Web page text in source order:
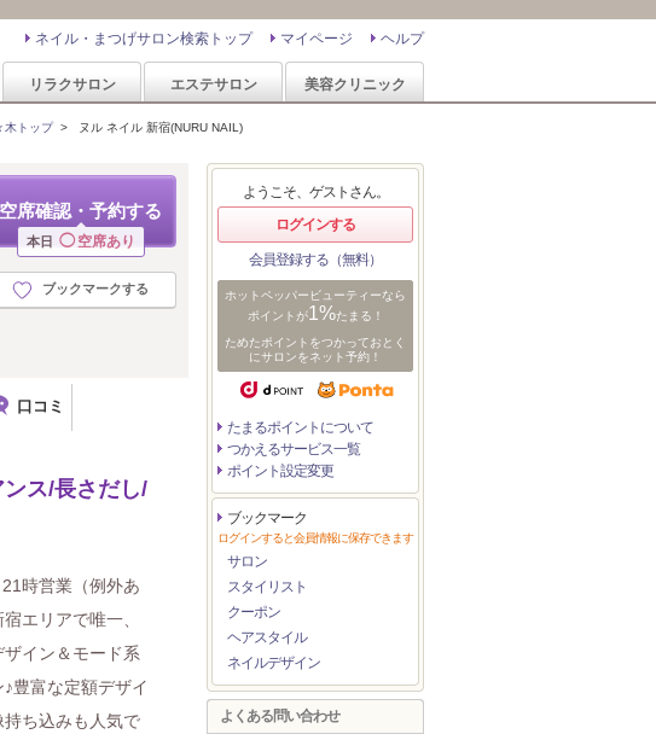
ヘルプ
マイページ
ネイル・まつげサロン検索トップ
リラクサロン エステサロン 美容クリニック
木トップ> ヌル ネイル 新宿(NURU NAIL)
空席確認・予約する
本日 ◯ 空席あり
ブックマークする
口コミ
ス/長さだし/
時営業（例外あ
エリアで唯一、
イン＆モード系
豊富な定額デザイ
ち込みも人気で
ようこそ、ゲストさん。
ログインする
会員登録する（無料）
ホットペッパービューティーなら
ポイントが1%たまる！
ためたポイントをつかっておとく
にサロンをネット予約！
たまるポイントについて
つかえるサービス一覧
ポイント設定変更
ブックマーク
ログインすると会員情報に保存できます
サロン
スタイリスト
クーポン
ヘアスタイル
ネイルデザイン
よくある問い合わせ